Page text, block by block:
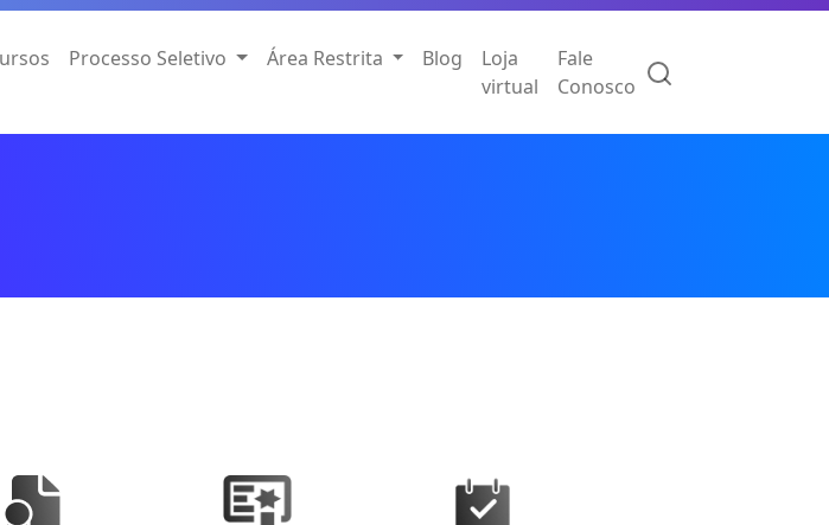
Processo Seletivo Área Restrita Blog
Loja
virtual
Fale
Conosco